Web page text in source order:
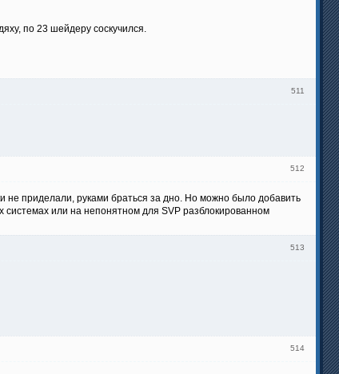
по 23 шейдеру соскучился.
511
512
не приделали, руками браться за дно. Но можно было добавить
или на непонятном для SVP разблокированном
513
514